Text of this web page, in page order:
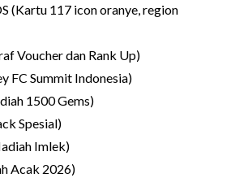
(Kartu 117 icon oranye, region
Voucher dan Rank Up)
FC Summit Indonesia)
1500 Gems)
Spesial)
Imlek)
Acak 2026)